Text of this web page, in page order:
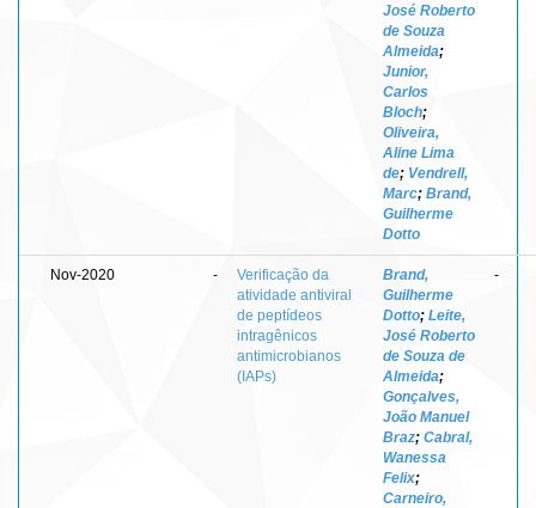
José Roberto
de Souza
Almeida;
Junior,
Carlos
Bloch;
Oliveira,
Aline Lima
de; Vendrell,
Marc; Brand,
Guilherme
Dotto
Nov-2020 -
Verificação da
atividade antiviral
de peptídeos
intragênicos
antimicrobianos
(IAPs)
Brand,
Guilherme
Dotto; Leite,
José Roberto
de Souza de
Almeida;
Gonçalves,
João Manuel
Braz; Cabral,
Wanessa
Felix;
Carneiro,
-